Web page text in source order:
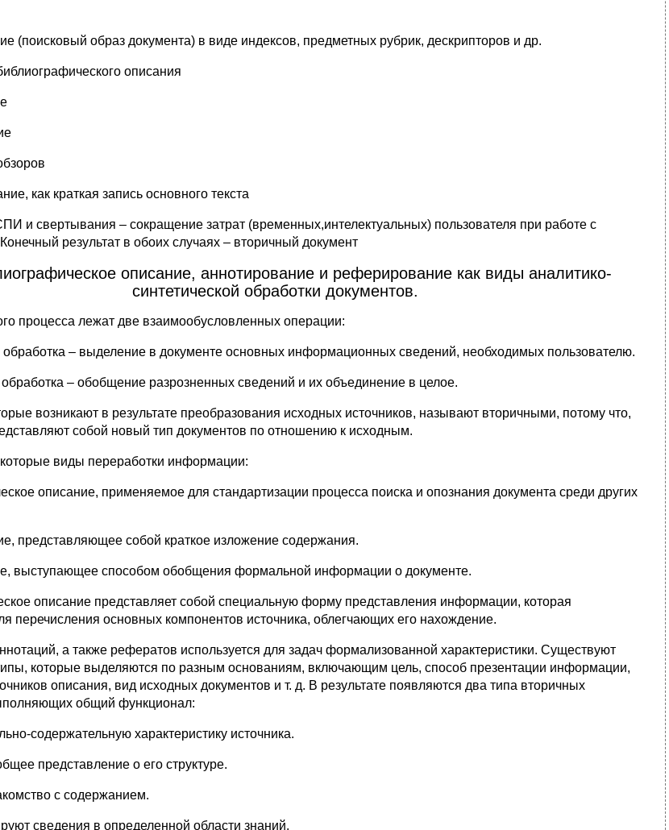
(поисковый образ документа) в виде индексов, предметных рубрик, дескрипторов и др.
описания
как краткая запись основного текста
и свертывания – сокращение затрат (временных,интелектуальных) пользователя при работе с
результат в обоих случаях – вторичный документ
описание, аннотирование и реферирование как виды аналитико-
синтетической обработки документов.
процесса лежат две взаимообусловленных операции:
обработка – выделение в документе основных информационных сведений, необходимых пользователю.
обработка – обобщение разрозненных сведений и их объединение в целое.
возникают в результате преобразования исходных источников, называют вторичными, потому что,
собой новый тип документов по отношению к исходным.
виды переработки информации:
описание, применяемое для стандартизации процесса поиска и опознания документа среди других
представляющее собой краткое изложение содержания.
выступающее способом обобщения формальной информации о документе.
описание представляет собой специальную форму представления информации, которая
перечисления основных компонентов источника, облегчающих его нахождение.
а также рефератов используется для задач формализованной характеристики. Существуют
которые выделяются по разным основаниям, включающим цель, способ презентации информации,
описания, вид исходных документов и т. д. В результате появляются два типа вторичных
общий функционал:
содержательную характеристику источника.
представление о его структуре.
с содержанием.
сведения в определенной области знаний.